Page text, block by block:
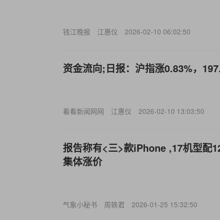
钱江晚报 江惠仪 2026-02-10 06:02:50
资金流向;日报：沪指涨0.83%，
看看新闻网网 江惠仪 2026-02-10 13:03:50
报告称有<三>款iPhone ,17机型配
集体涨价
气象小秘书 周轶君 2026-01-25 15:32:50